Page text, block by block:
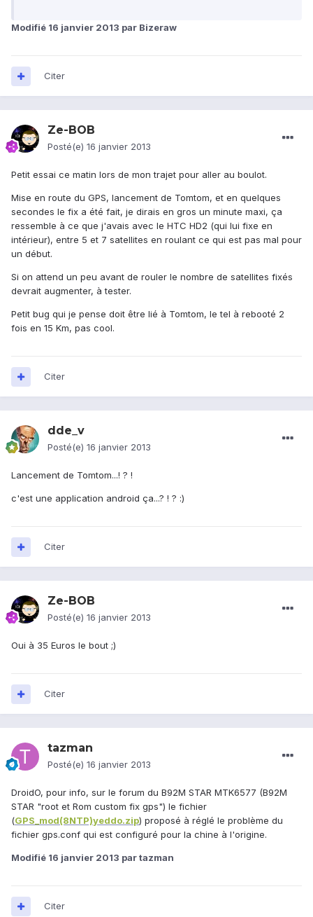
Modifié 16 janvier 2013 par Bizeraw
Citer
Ze-BOB
Posté(e) 16 janvier 2013
Petit essai ce matin lors de mon trajet pour aller au boulot.
Mise en route du GPS, lancement de Tomtom, et en quelques
secondes le fix a été fait, je dirais en gros un minute maxi, ça
ressemble à ce que j'avais avec le HTC HD2 (qui lui fixe en
intérieur), entre 5 et 7 satellites en roulant ce qui est pas mal pour
un début.
Si on attend un peu avant de rouler le nombre de satellites fixés
devrait augmenter, à tester.
Petit bug qui je pense doit être lié à Tomtom, le tel à rebooté 2
fois en 15 Km, pas cool.
Citer
dde_v
Posté(e) 16 janvier 2013
Lancement de Tomtom...! ? !
c'est une application android ça...? ! ? :)
Citer
Ze-BOB
Posté(e) 16 janvier 2013
Oui à 35 Euros le bout ;)
Citer
tazman
Posté(e) 16 janvier 2013
DroidO, pour info, sur le forum du B92M STAR MTK6577 (B92M
STAR "root et Rom custom fix gps") le fichier
(GPS_mod(8NTP)yeddo.zip) proposé à réglé le problème du
fichier gps.conf qui est configuré pour la chine à l'origine.
Modifié 16 janvier 2013 par tazman
Citer